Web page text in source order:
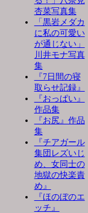
杏菜写真集
「黒岩メダカ
に私の可愛い
が通じない」
川井モナ写真
集
『7日間の寝
取らせ記録』
『おっぱい』
作品集
『お尻』作品
集
『チアガール
集団レズいじ
め、女同士の
地獄の快楽責
め』
『ほのぼのエ
ッチ』